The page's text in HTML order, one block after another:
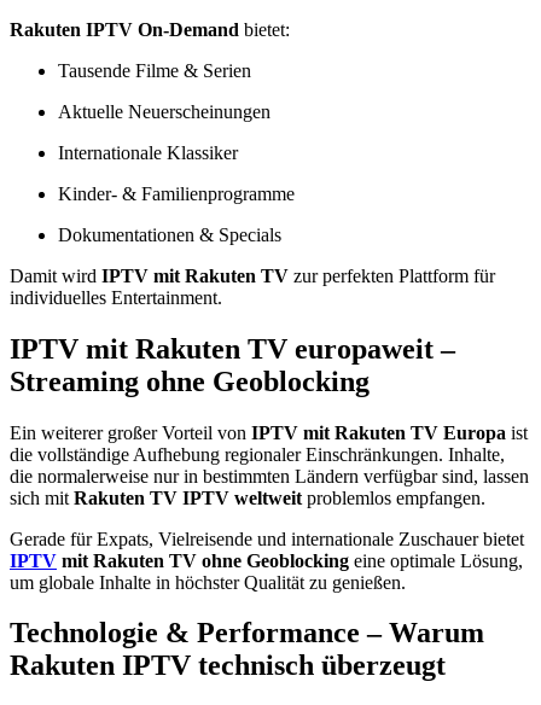
Rakuten IPTV On-Demand bietet:
Tausende Filme & Serien
Aktuelle Neuerscheinungen
Internationale Klassiker
Kinder- & Familienprogramme
Dokumentationen & Specials
Damit wird IPTV mit Rakuten TV zur perfekten Plattform für
individuelles Entertainment.
IPTV mit Rakuten TV europaweit –
Streaming ohne Geoblocking
Ein weiterer großer Vorteil von IPTV mit Rakuten TV Europa ist
die vollständige Aufhebung regionaler Einschränkungen. Inhalte,
die normalerweise nur in bestimmten Ländern verfügbar sind, lassen
sich mit Rakuten TV IPTV weltweit problemlos empfangen.
Gerade für Expats, Vielreisende und internationale Zuschauer bietet
IPTV mit Rakuten TV ohne Geoblocking eine optimale Lösung,
um globale Inhalte in höchster Qualität zu genießen.
Technologie & Performance – Warum
Rakuten IPTV technisch überzeugt